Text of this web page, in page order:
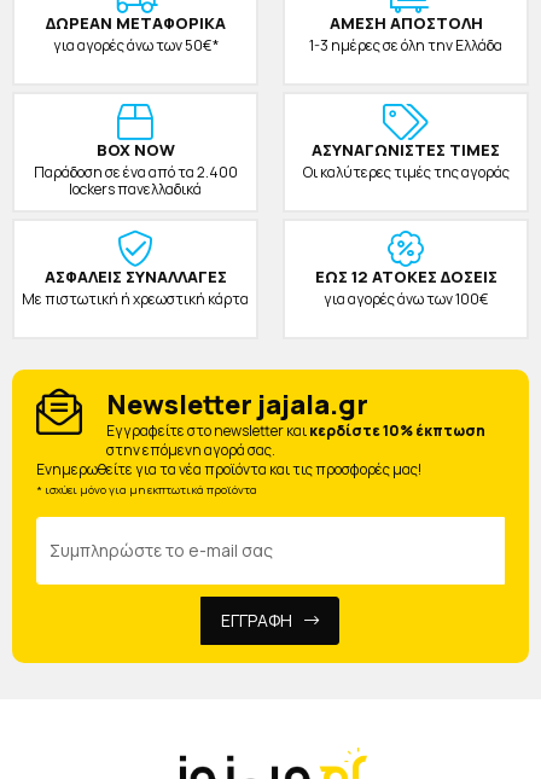
ΔΩΡΕAΝ ΜΕΤΑΦΟΡΙΚΑ
για αγορές άνω των 50€*
ΑΜΕΣΗ ΑΠΟΣΤΟΛΗ
1-3 ημέρες σε όλη την Ελλάδα
BOX NOW
Παράδοση σε ένα από τα 2.400
lockers πανελλαδικά
ΑΣΥΝΑΓΩΝΙΣΤΕΣ ΤΙΜΕΣ
Οι καλύτερες τιμές της αγοράς
ΑΣΦΑΛΕΙΣ ΣΥΝΑΛΛΑΓΕΣ
Με πιστωτική ή χρεωστική κάρτα
ΕΩΣ 12 ΑΤΟΚΕΣ ΔΟΣΕΙΣ
για αγορές άνω των 100€
Newsletter jajala.gr
Eγγραφείτε στο newsletter καικερδίστε 10% έκπτωση
στην επόμενη αγορά σας.
Ενημερωθείτε για τα νέα προϊόντα και τις προσφορές μας!
* ισχύει μόνο για μη εκπτωτικά προϊόντα
ΕΓΓΡΑΦΗ